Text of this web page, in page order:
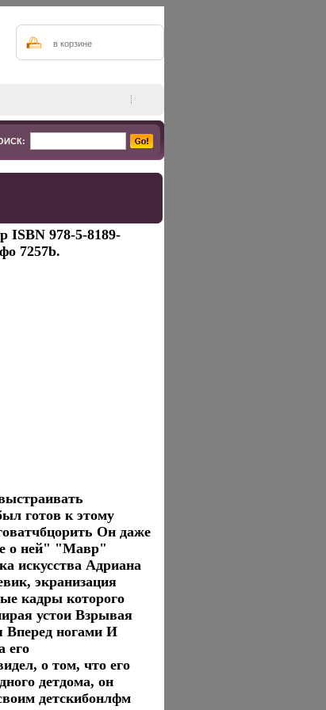
в корзине
ISBN 978-5-8189-
7257b.
готов к этому
Он даже
о ней" "Мавр"
искусства Адриана
экранизация
кадры которого
устои Взрывая
Вперед ногами И
его
о том, что его
детдома, он
детскибонлфм